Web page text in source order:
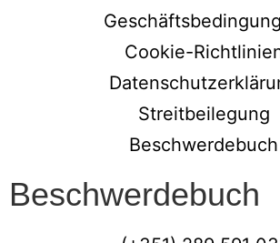
Cookie-
Streitbeilegung
Beschwerdebuch
Beschwerdebuch